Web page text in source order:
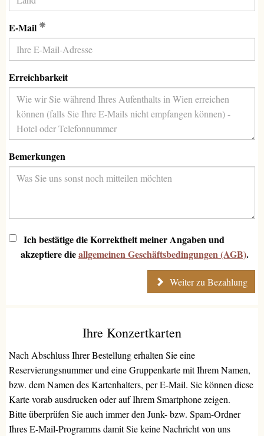
E-Mail
Erreichbarkeit
Bemerkungen
Ich bestätige die Korrektheit meiner Angaben und
akzeptiere dieallgemeinen Geschäftsbedingungen (AGB).
Weiter zu Bezahlung
Ihre Konzertkarten
Nach Abschluss Ihrer Bestellung erhalten Sie eine
Reservierungsnummer und eine Gruppenkarte mit Ihrem Namen,
bzw. dem Namen des Kartenhalters, per E-Mail. Sie können diese
Karte vorab ausdrucken oder auf Ihrem Smartphone zeigen.
Bitte überprüfen Sie auch immer den Junk- bzw. Spam-Ordner
Ihres E-Mail-Programms damit Sie keine Nachricht von uns